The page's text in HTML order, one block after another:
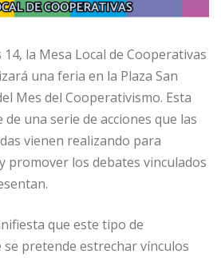
14, la Mesa Local de Cooperativas
una feria en la Plaza San
Mes del Cooperativismo. Esta
una serie de acciones que las
vienen realizando para
promover los debates vinculados
que este tipo de
se pretende estrechar vínculos